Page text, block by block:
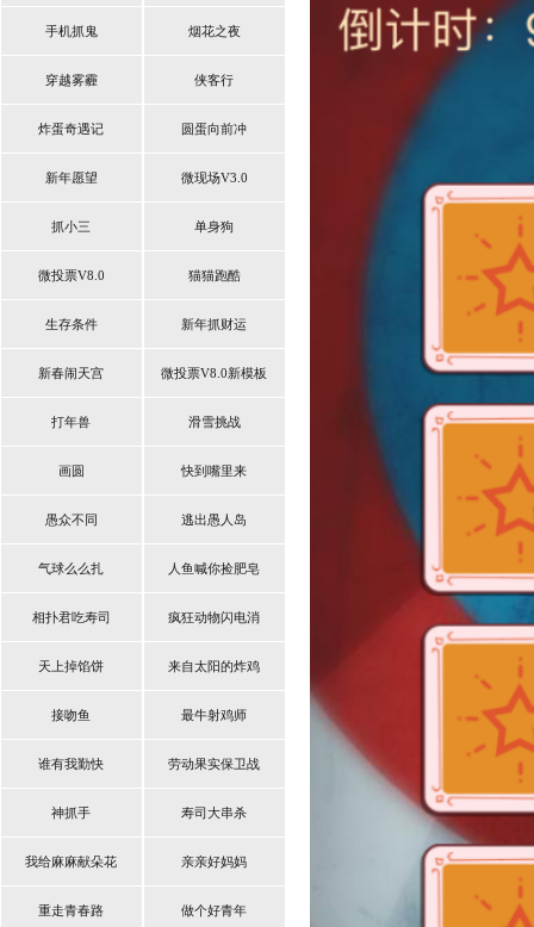
手机抓鬼 烟花之夜
穿越雾霾 侠客行
炸蛋奇遇记 圆蛋向前冲
新年愿望 微现场V3.0
抓小三 单身狗
微投票V8.0 猫猫跑酷
生存条件 新年抓财运
新春闹天宫 微投票V8.0新模板
打年兽 滑雪挑战
画圆 快到嘴里来
愚众不同 逃出愚人岛
气球么么扎 人鱼喊你捡肥皂
相扑君吃寿司 疯狂动物闪电消
天上掉馅饼 来自太阳的炸鸡
接吻鱼 最牛射鸡师
谁有我勤快 劳动果实保卫战
神抓手 寿司大串杀
我给麻麻献朵花 亲亲好妈妈
重走青春路 做个好青年